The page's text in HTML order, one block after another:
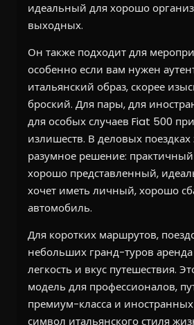
идеальный для хорошо
выходных.
Он также подходит для
особенно если вам нужен
итальянский образ, скорее
броский. Для пары, для
для особых случаев Fiat 500
излишеств. В деловых поездках
разумное решение:
хорошо представленный,
хочет иметь личный, хорошо
автомобиль.
Для коротких маршрутов,
небольших гранд-туров
легкость и вкус путешествия.
модель для профессионалов,
премиум-класса и
символ итальянского стиля